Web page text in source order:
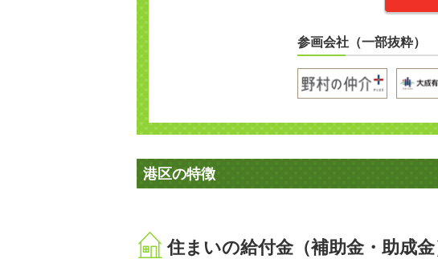
参画会社（一部抜粋）
港区の特徴
住まいの給付金（補助金・助成金